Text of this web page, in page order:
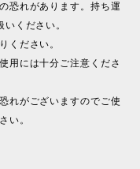
恐れがあります。持ち運
ください。
ください。
用には十分ご注意くださ
れがございますのでご使
い。